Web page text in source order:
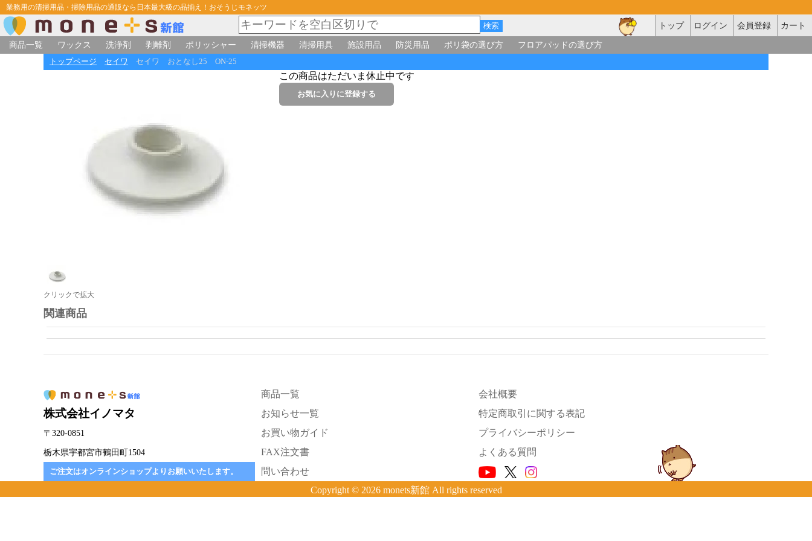
業務用の清掃用品・掃除用品の通販なら日本最大級の品揃え！おそうじモネッツ
トップ ログイン 会員登録
カート
商品一覧
ワックス 洗浄剤 剥離剤 ポリッシャー 清掃機器 清掃用具 施設用品 防災用品 ポリ袋の選び方 フロアパッドの選び方
トップページ セイワ セイワ おとなし25 ON-25
クリックで拡大
この商品はただいま休止中です
関連商品
株式会社イノマタ
〒320-0851
栃木県宇都宮市鶴田町1504
ご注文はオンラインショップよりお願いいたします。
商品一覧
お知らせ一覧
お買い物ガイド
FAX注文書
問い合わせ
会社概要
特定商取引に関する表記
プライバシーポリシー
よくある質問
Copyright © 2026 monets新館 All rights reserved